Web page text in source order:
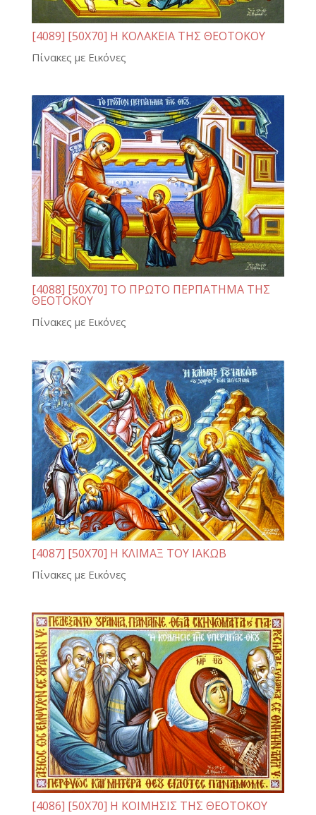
[4089] [50Χ70] Η ΚΟΛΑΚΕΙΑ ΤΗΣ ΘΕΟΤΟΚΟΥ
Πίνακες με Εικόνες
[4088] [50Χ70] ΤΟ ΠΡΩΤΟ ΠΕΡΠΑΤΗΜΑ ΤΗΣ
ΘΕΟΤΟΚΟΥ
Πίνακες με Εικόνες
[4087] [50Χ70] Η ΚΛΙΜΑΞ ΤΟΥ ΙΑΚΩΒ
Πίνακες με Εικόνες
[4086] [50Χ70] Η ΚΟΙΜΗΣΙΣ ΤΗΣ ΘΕΟΤΟΚΟΥ